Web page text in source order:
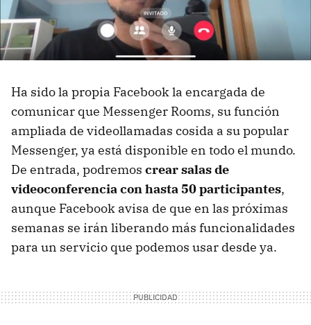
Ha sido la propia Facebook la encargada de
comunicar que Messenger Rooms, su función
ampliada de videollamadas cosida a su popular
Messenger, ya está disponible en todo el mundo.
De entrada, podremos crear salas de
videoconferencia con hasta 50 participantes,
aunque Facebook avisa de que en las próximas
semanas se irán liberando más funcionalidades
para un servicio que podemos usar desde ya.